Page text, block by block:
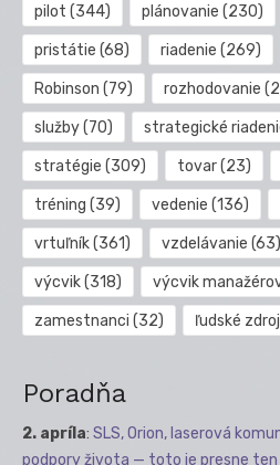
pilot (344) plánovanie (230)
pristátie (68) riadenie (269)
Robinson (79) rozhodovanie
služby(70) strategické
stratégie (309) tovar(23)
tréning (39) vedenie (136)
vrtuľník(361) vzdelávanie (63)
výcvik(318) výcvik
zamestnanci (32) ľudské
Poradňa
2. apríla: SLS, Orion, laserová
podpory života — toto je presne